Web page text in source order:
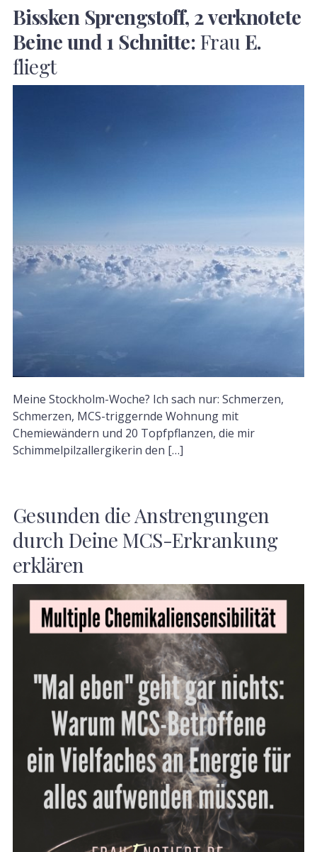
Bissken Sprengstoff, 2 verknotete
Beine und 1 Schnitte:Frau E.
fliegt
Meine Stockholm-Woche? Ich sach nur: Schmerzen,
Schmerzen, MCS-triggernde Wohnung mit
Chemiewändern und 20 Topfpflanzen, die mir
Schimmelpilzallergikerin den […]
Gesunden die Anstrengungen
durch Deine MCS-Erkrankung
erklären